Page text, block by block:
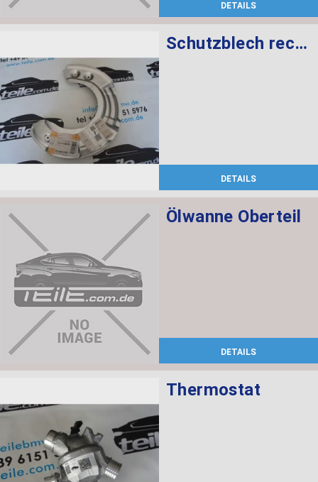
DETAILS
Schutzblech rechts
DETAILS
Ölwanne Oberteil
DETAILS
Thermostat